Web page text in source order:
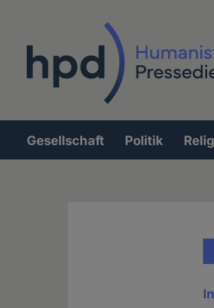
Hauptnavigation
Gesellschaft Politik